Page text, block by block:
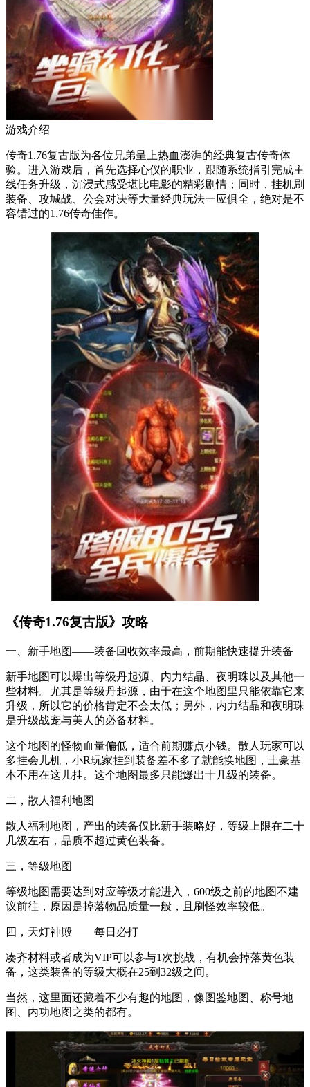
游戏介绍
传奇1.76复古版为各位兄弟呈上热血澎湃的经典复古传奇体
验。进入游戏后，首先选择心仪的职业，跟随系统指引完成主
线任务升级，沉浸式感受堪比电影的精彩剧情；同时，挂机刷
装备、攻城战、公会对决等大量经典玩法一应俱全，绝对是不
容错过的1.76传奇佳作。
《传奇1.76复古版》攻略
一、新手地图——装备回收效率最高，前期能快速提升装备
新手地图可以爆出等级丹起源、内力结晶、夜明珠以及其他一
些材料。尤其是等级丹起源，由于在这个地图里只能依靠它来
升级，所以它的价格肯定不会太低；另外，内力结晶和夜明珠
是升级战宠与美人的必备材料。
这个地图的怪物血量偏低，适合前期赚点小钱。散人玩家可以
多挂会儿机，小R玩家挂到装备差不多了就能换地图，土豪基
本不用在这儿挂。这个地图最多只能爆出十几级的装备。
二，散人福利地图
散人福利地图，产出的装备仅比新手装略好，等级上限在二十
几级左右，品质不超过黄色装备。
三，等级地图
等级地图需要达到对应等级才能进入，600级之前的地图不建
议前往，原因是掉落物品质量一般，且刷怪效率较低。
四，天灯神殿——每日必打
凑齐材料或者成为VIP可以参与1次挑战，有机会掉落黄色装
备，这类装备的等级大概在25到32级之间。
当然，这里面还藏着不少有趣的地图，像图鉴地图、称号地
图、内功地图之类的都有。